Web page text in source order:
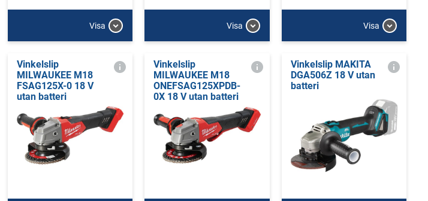
Visa Visa Visa
Vinkelslip
MILWAUKEE M18
FSAG125X-0 18 V
utan batteri
Vinkelslip
MILWAUKEE M18
ONEFSAG125XPDB-
0X 18 V utan batteri
Vinkelslip MAKITA
DGA506Z 18 V utan
batteri